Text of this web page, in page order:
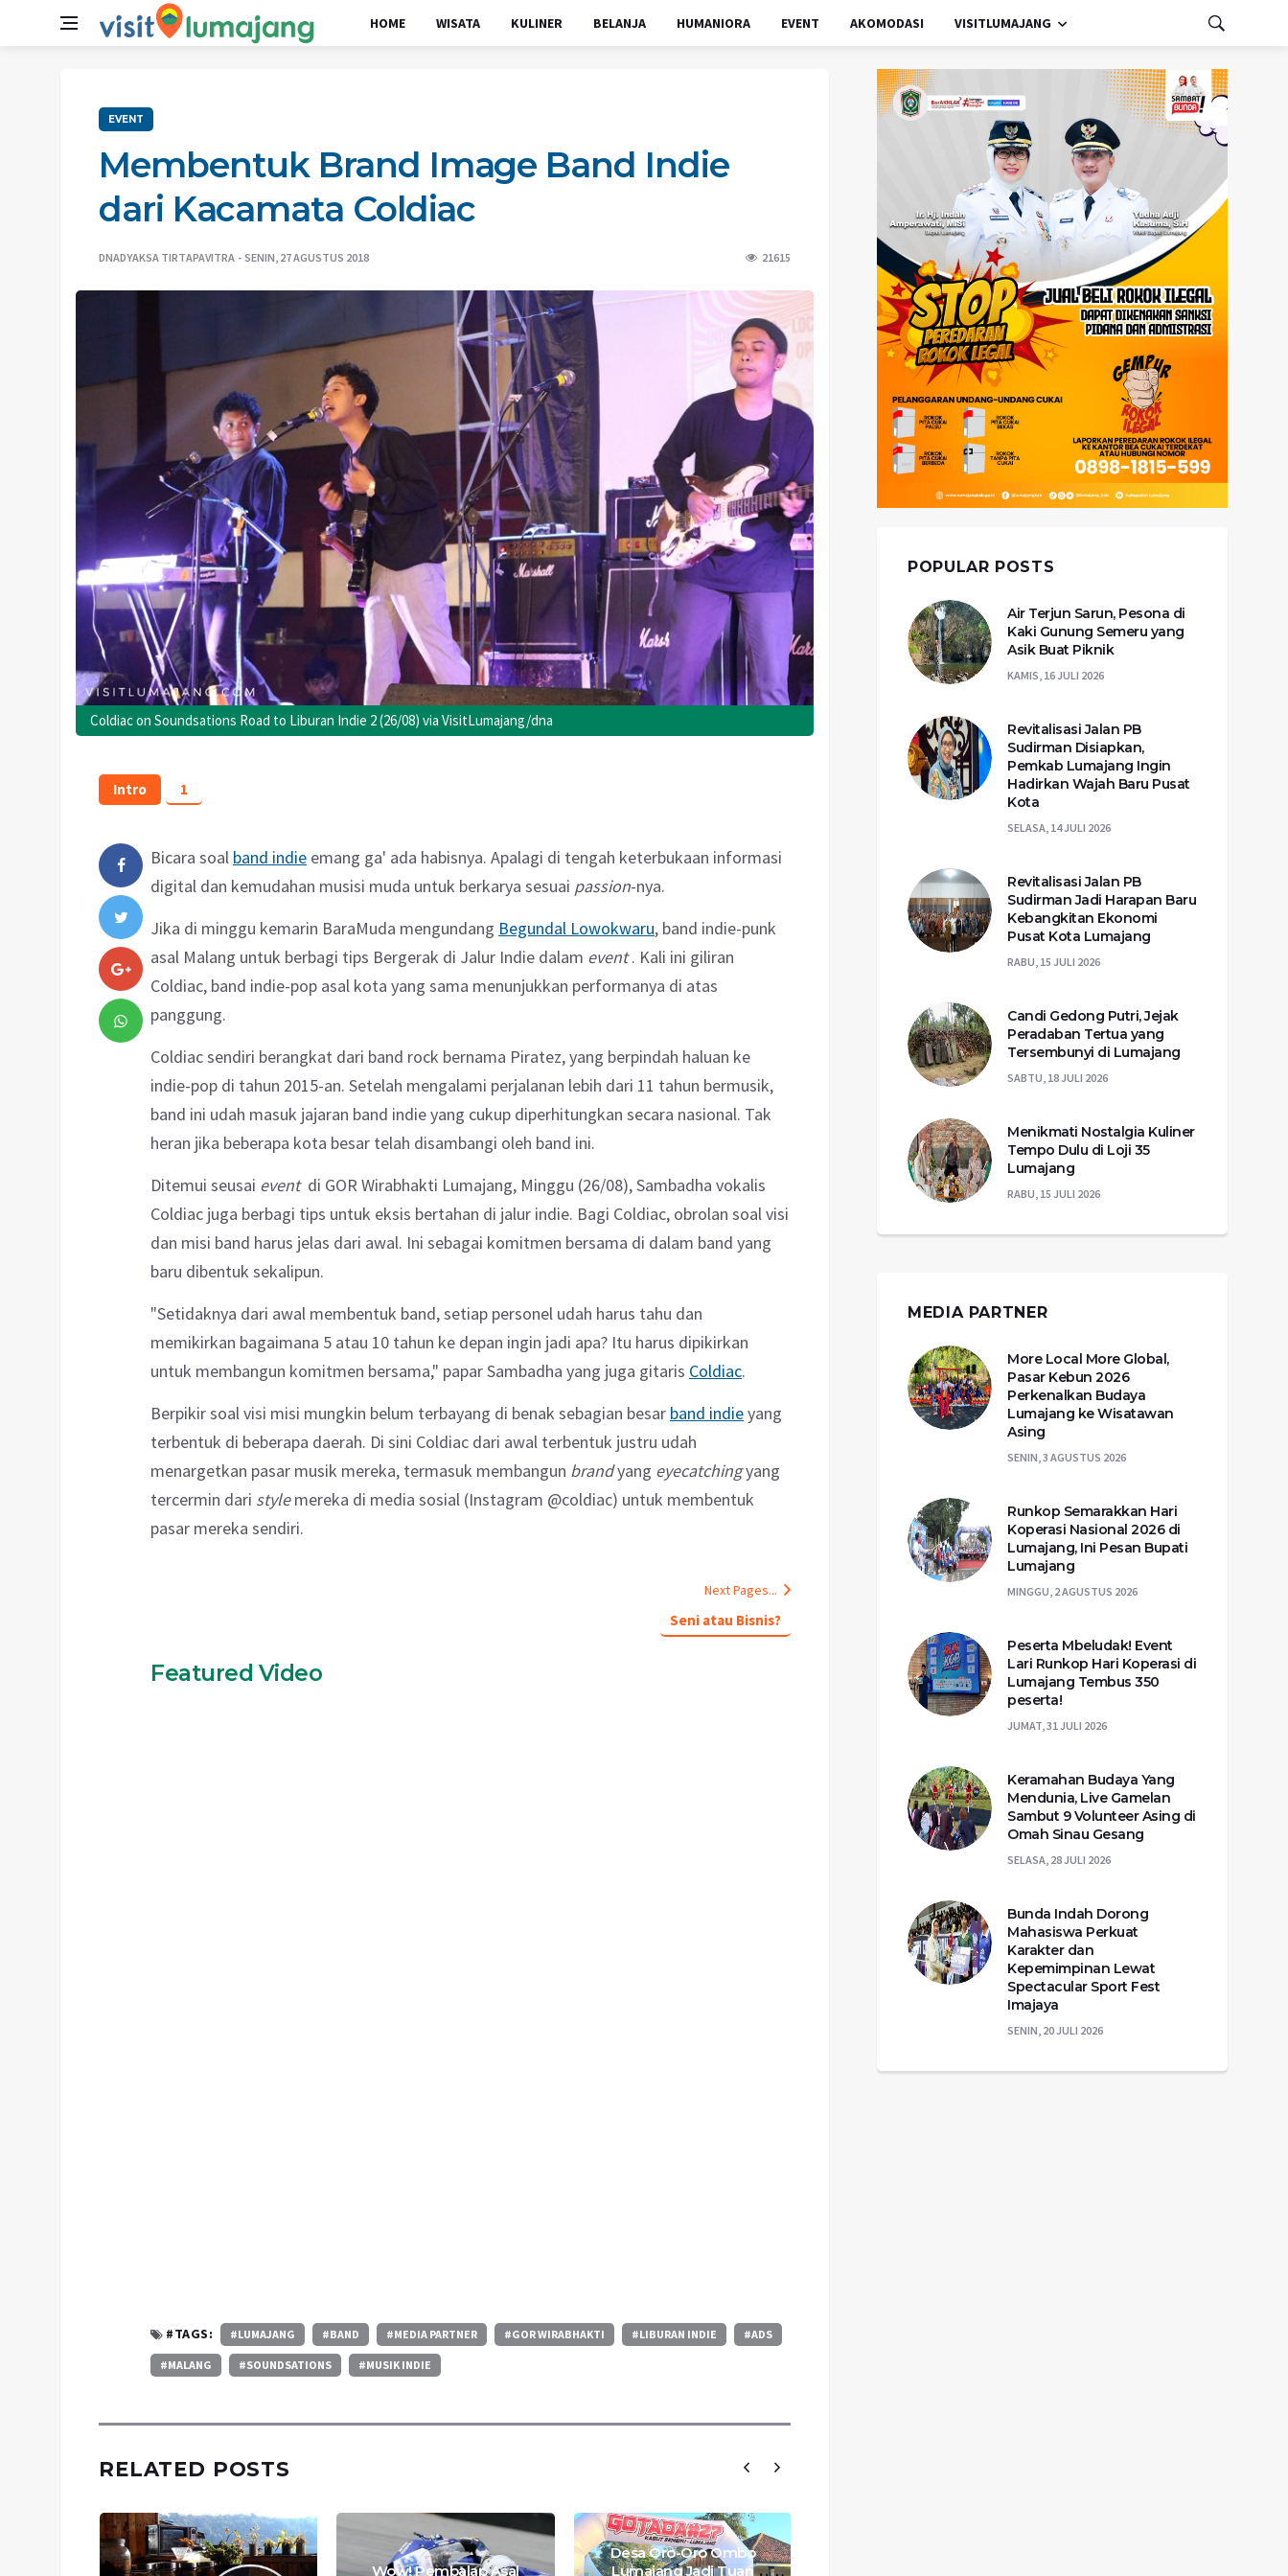
HOME WISATA KULINER BELANJA HUMANIORA EVENT AKOMODASI VISITLUMAJANG
EVENT
Membentuk Brand Image Band Indie
dari Kacamata Coldiac
DNADYAKSA TIRTAPAVITRA SENIN, 27 AGUSTUS 2018 21615
Coldiac on Soundsations Road to Liburan Indie 2 (26/08) via VisitLumajang/dna
Intro 1
Bicara soal band indie emang ga' ada habisnya. Apalagi di tengah keterbukaan informasi
digital dan kemudahan musisi muda untuk berkarya sesuai passion-nya.
Jika di minggu kemarin BaraMuda mengundang Begundal Lowokwaru, band indie-punk
asal Malang untuk berbagi tips Bergerak di Jalur Indie dalam event. Kali ini giliran
Coldiac, band indie-pop asal kota yang sama menunjukkan performanya di atas
panggung.
Coldiac sendiri berangkat dari band rock bernama Piratez, yang berpindah haluan ke
indie-pop di tahun 2015-an. Setelah mengalami perjalanan lebih dari 11 tahun bermusik,
band ini udah masuk jajaran band indie yang cukup diperhitungkan secara nasional. Tak
heran jika beberapa kota besar telah disambangi oleh band ini.
Ditemui seusai eventdi GOR Wirabhakti Lumajang, Minggu (26/08), Sambadha vokalis
Coldiac juga berbagi tips untuk eksis bertahan di jalur indie. Bagi Coldiac, obrolan soal visi
dan misi band harus jelas dari awal. Ini sebagai komitmen bersama di dalam band yang
baru dibentuk sekalipun.
"Setidaknya dari awal membentuk band, setiap personel udah harus tahu dan
memikirkan bagaimana 5 atau 10 tahun ke depan ingin jadi apa? Itu harus dipikirkan
untuk membangun komitmen bersama," papar Sambadha yang juga gitaris Coldiac.
Berpikir soal visi misi mungkin belum terbayang di benak sebagian besar band indieyang
terbentuk di beberapa daerah. Di sini Coldiac dari awal terbentuk justru udah
menargetkan pasar musik mereka, termasuk membangun brandyang eyecatchingyang
tercermin dari stylemereka di media sosial (Instagram @coldiac) untuk membentuk
pasar mereka sendiri.
Next Pages...
Seni atau Bisnis?
Featured Video
#TAGS: #LUMAJANG #BAND #MEDIA PARTNER #GOR WIRABHAKTI #LIBURAN INDIE #ADS
#MALANG #SOUNDSATIONS #MUSIK INDIE
RELATED POSTS
Wow! Pembalap Asal
Desa Oro-Oro Ombo
Lumajang Jadi Tuan
POPULAR POSTS
Air Terjun Sarun, Pesona di
Kaki Gunung Semeru yang
Asik Buat Piknik
KAMIS, 16 JULI 2026
Revitalisasi Jalan PB
Sudirman Disiapkan,
Pemkab Lumajang Ingin
Hadirkan Wajah Baru Pusat
Kota
SELASA, 14 JULI 2026
Revitalisasi Jalan PB
Sudirman Jadi Harapan Baru
Kebangkitan Ekonomi
Pusat Kota Lumajang
RABU, 15 JULI 2026
Candi Gedong Putri, Jejak
Peradaban Tertua yang
Tersembunyi di Lumajang
SABTU, 18 JULI 2026
Menikmati Nostalgia Kuliner
Tempo Dulu di Loji 35
Lumajang
RABU, 15 JULI 2026
MEDIA PARTNER
More Local More Global,
Pasar Kebun 2026
Perkenalkan Budaya
Lumajang ke Wisatawan
Asing
SENIN, 3 AGUSTUS 2026
Runkop Semarakkan Hari
Koperasi Nasional 2026 di
Lumajang, Ini Pesan Bupati
Lumajang
MINGGU, 2 AGUSTUS 2026
Peserta Mbeludak! Event
Lari Runkop Hari Koperasi di
Lumajang Tembus 350
peserta!
JUMAT, 31 JULI 2026
Keramahan Budaya Yang
Mendunia, Live Gamelan
Sambut 9 Volunteer Asing di
Omah Sinau Gesang
SELASA, 28 JULI 2026
Bunda Indah Dorong
Mahasiswa Perkuat
Karakter dan
Kepemimpinan Lewat
Spectacular Sport Fest
Imajaya
SENIN, 20 JULI 2026